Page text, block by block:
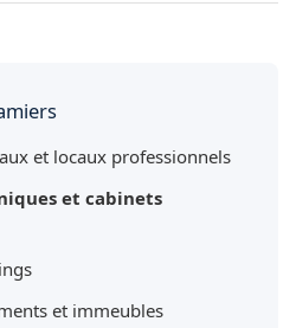
et locaux professionnels
et cabinets
et immeubles